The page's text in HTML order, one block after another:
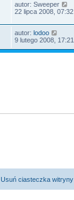
autor: Sweeper
22 lipca 2008, 07:32
autor: lodoo
9 lutego 2008, 17:21
Usuń ciasteczka witryny